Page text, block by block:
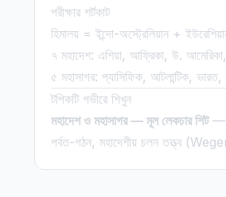
পরীক্ষার শর্টকাট
হিমালয় = ইন্দো-অস্ট্রেলিয়ান +
৭ মহাদেশ: এশিয়া, আফ্রিকা, উ. আমেরিকা,
৫ মহাসাগর: প্যাসিফিক, আটলান্টিক, ভারত,
টপিকটি গভীরে শিখুন
মহাদেশ ও মহাসাগর — মূল লেকচার শিট— ৭
পর্বত-গঠন, মহাদেশীয় চলন তত্ত্ব